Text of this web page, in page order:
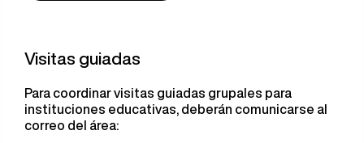
Visitas guiadas
Para coordinar visitas guiadas grupales para
instituciones educativas, deberán comunicarse al
correo del área: